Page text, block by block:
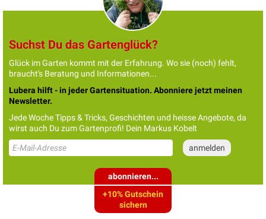
Suchst Du das Gartenglück?
Glück im Garten kommt mit der Erfahrung. Wo sie (noch) fehlt,
braucht's Beratung und Informationen...
Lubera hilft - in jeder Gartensituation. Abonniere jetzt meinen
Newsletter.
Jede Woche Tipps & Tricks, Geschichten und heisse Angebote, da
wirst auch Du zum Gartenprofi! Dein Markus Kobelt
abonnieren...
+10% Gutschein
sichern